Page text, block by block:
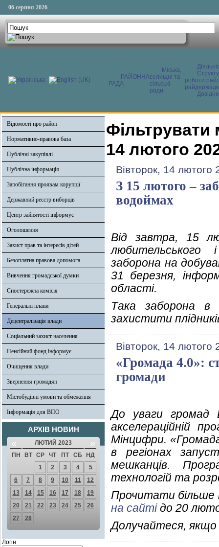
06 серпня 2026
РАЙОННА
РАДА
Міська,
селищні та
сільські
ради
роботи
Відомості про район
Нормативно-правова база
Публічні закупівлі
Публічна інформація
Запобігання проявам корупції
Державний реєстр виборців
Центр зайнятості інформує
Оголошення
Захист прав та інтересів дітей
Безоплатна правова допомога
Вивчення громадської думки
Спостережна комісія
Генеральні плани
Децентралізація влади
Соціальний захист населення
Пенсійний фонд інформує
Очищення влади
Звернення громадян
Містобудівні умови та обмеження
Інформація для ВПО
АРХІВ НОВИН
« ЛЮТИЙ 2023 »
ПН ВТ СР ЧТ ПТ СБ
НД
1
2 3 4
5
6
7 8 9 10 11
12
13
14 15 16 17 18
19
20
21 22 23 24 25
26
27
28
Логін
Фільтрувати
14 лютого
Вівторок, 14 лютого
З 15 лютого –
водоймах
Від завтра, 15
любительського
заборона на
31 березня,
області.
Така заборона
захистити
Вівторок, 14 лютого
«Громада 4.0»:
громади
До уваги громад
акселераційній
Мінцифри.
в регіонах
мешканців.
технологій та
Прочитати більше
на сайтідо 20
Долучайтеся, якщо